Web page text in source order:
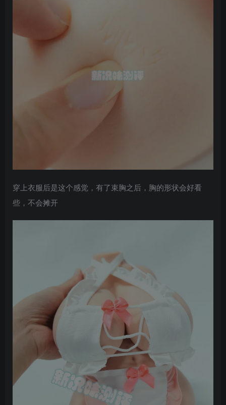
穿上衣服后是这个感觉，有了束胸之后，胸的形状会好看
些，不会摊开